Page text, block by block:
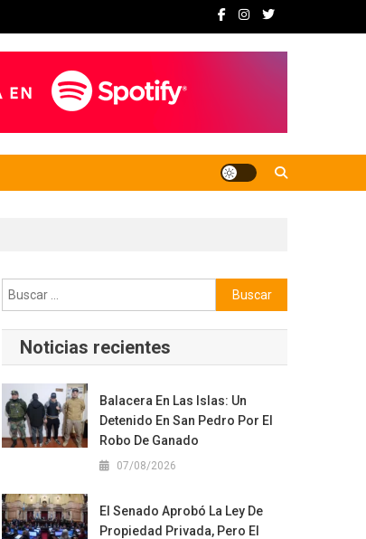
Buscar:
Noticias recientes
Balacera En Las Islas: Un
Detenido En San Pedro Por El
Robo De Ganado
07/08/2026
El Senado Aprobó La Ley De
Propiedad Privada, Pero El